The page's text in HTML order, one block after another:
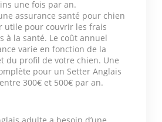
une fois par an.
assurance santé pour chien
utile pour couvrir les frais
à la santé. Le coût annuel
varie en fonction de la
du profil de votre chien. Une
pour un Setter Anglais
300€ et 500€ par an.